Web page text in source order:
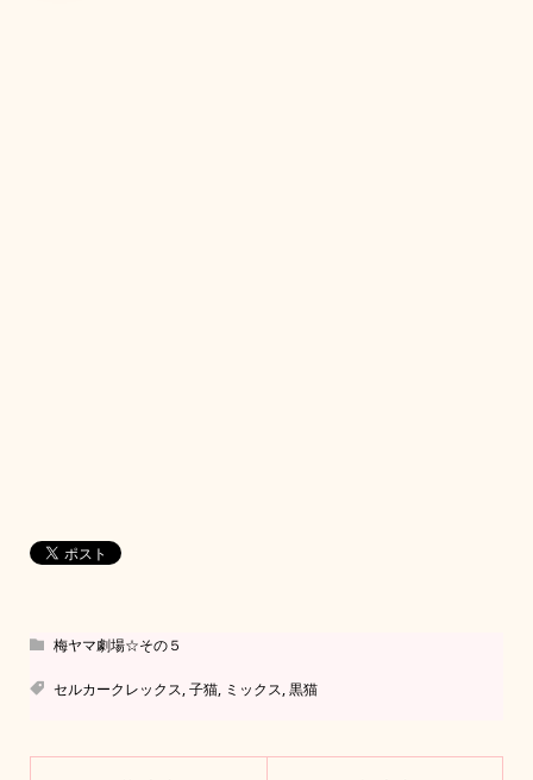
梅ヤマ劇場☆その５
セルカークレックス,子猫, ミックス,黒猫